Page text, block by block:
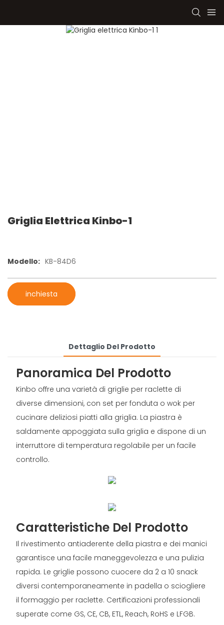
Griglia Elettrica Kinbo-1
Modello: KB-84D6
inchiesta
Dettaglio Del Prodotto
Panoramica Del Prodotto
Kinbo offre una varietà di griglie per raclette di
diverse dimensioni, con set per fonduta o wok per
cucinare deliziosi piatti alla griglia. La piastra è
saldamente appoggiata sulla griglia e dispone di un
interruttore di temperatura regolabile per un facile
controllo.
Caratteristiche Del Prodotto
Il rivestimento antiaderente della piastra e dei manici
garantisce una facile maneggevolezza e una pulizia
rapida. Le griglie possono cuocere da 2 a 10 snack
diversi contemporaneamente in padella o sciogliere
il formaggio per raclette. Certificazioni professionali
superate come GS, CE, CB, ETL, Reach, RoHS e LFGB.